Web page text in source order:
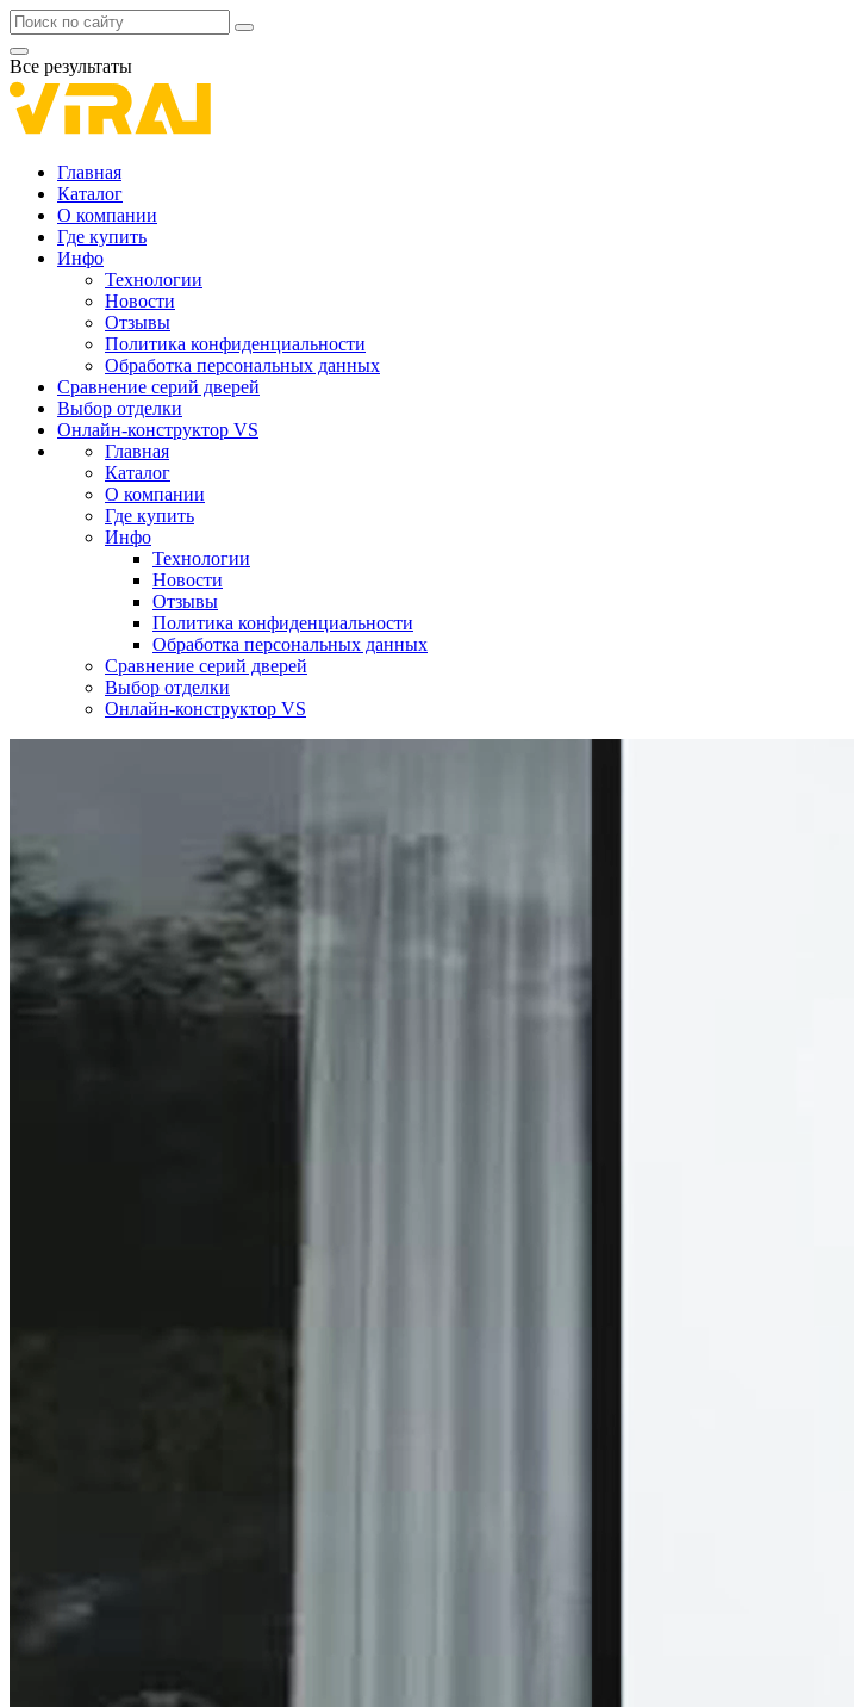
Все результаты
Главная
Каталог
О компании
Где купить
Инфо
Технологии
Новости
Отзывы
Политика конфиденциальности
Обработка персональных данных
Сравнение серий дверей
Выбор отделки
Онлайн-конструктор VS
Главная
Каталог
О компании
Где купить
Инфо
Технологии
Новости
Отзывы
Политика конфиденциальности
Обработка персональных данных
Сравнение серий дверей
Выбор отделки
Онлайн-конструктор VS